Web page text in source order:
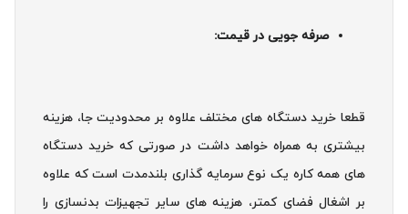
صرفه جویی در قیمت:
قطعا خرید دستگاه های مختلف علاوه بر محدودیت جا، هزینه
بیشتری به همراه خواهد داشت در صورتی که خرید دستگاه
های همه کاره یک نوع سرمایه گذاری بلندمدت است که علاوه
بر اشغال فضای کمتر، هزینه های سایر تجهیزات بدنسازی را